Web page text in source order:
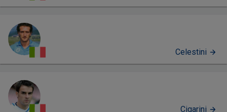
Celestini
Cigarini